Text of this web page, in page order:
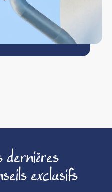
dernières
exclusifs